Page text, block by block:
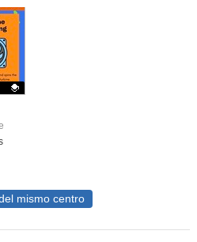
mismo centro